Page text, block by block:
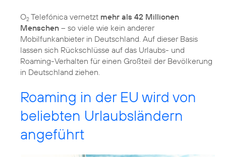
O2 Telefónica vernetzt mehr als 42 Millionen
Menschen – so viele wie kein anderer
Mobilfunkanbieter in Deutschland. Auf dieser Basis
lassen sich Rückschlüsse auf das Urlaubs- und
Roaming-Verhalten für einen Großteil der Bevölkerung
in Deutschland ziehen.
Roaming in der EU wird von
beliebten Urlaubsländern
angeführt